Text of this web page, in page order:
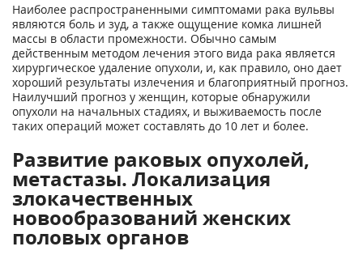
Наиболее распространенными симптомами рака вульвы
являются боль и зуд, а также ощущение комка лишней
массы в области промежности. Обычно самым
действенным методом лечения этого вида рака является
хирургическое удаление опухоли, и, как правило, оно дает
хороший результаты излечения и благоприятный прогноз.
Наилучший прогноз у женщин, которые обнаружили
опухоли на начальных стадиях, и выживаемость после
таких операций может составлять до 10 лет и более.
Развитие раковых опухолей,
метастазы. Локализация
злокачественных
новообразований женских
половых органов